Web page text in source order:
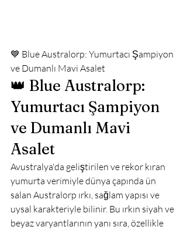
💙 Blue Australorp: Yumurtacı Şampiyon
ve Dumanlı Mavi Asalet
👑 Blue Australorp:
Yumurtacı Şampiyon
ve Dumanlı Mavi
Asalet
Avustralya'da geliştirilen ve rekor kıran
yumurta verimiyle dünya çapında ün
salan Australorp ırkı, sağlam yapısı ve
uysal karakteriyle bilinir. Bu ırkın siyah ve
beyaz varyantlarının yanı sıra, özellikle